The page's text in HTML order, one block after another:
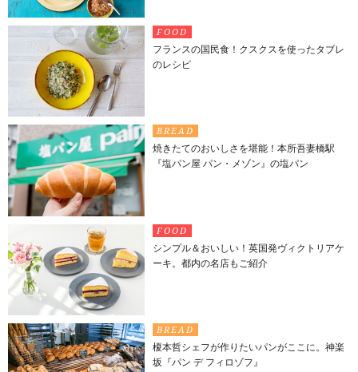
FOOD
フランスの国民食！クスクスを使ったタブレ
のレシピ
BREAD
焼きたてのおいしさを堪能！本所吾妻橋駅
『塩パン屋 パン・メゾン』の塩パン
FOOD
シンプル＆おいしい！英国発ヴィクトリアケ
ーキ。都内の名店もご紹介
BREAD
榎本哲シェフが作りたいパンがここに。神楽
坂『パン デ フィロゾフ』